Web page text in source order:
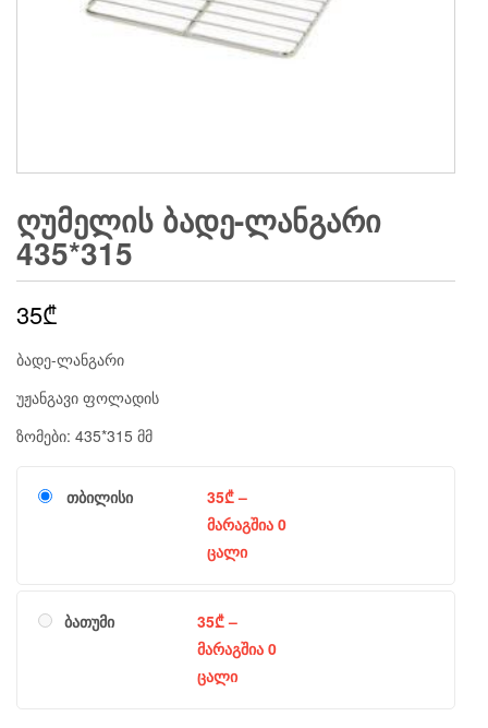
ᲦᲣᲛᲔᲚᲘᲡ ᲑᲐᲓᲔ-ᲚᲐᲜᲒᲐᲠᲘ
435*315
35₾
ბადე-ლანგარი
უჟანგავი ფოლადის
ზომები: 435*315 მმ
თბილისი 35₾–
მარაგშია 0
ცალი
ბათუმი 35₾–
მარაგშია 0
ცალი